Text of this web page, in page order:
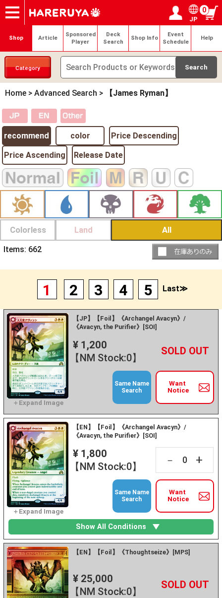
Onlineshop
Articles
Deck Search
Sponsored Players
Shop Info
Event Schedule
Contact Login / Register
My page
JP
0
Shop Article
Sponsored
Player
Deck
Search
Shop Info
Event
Schedule
Help
Category
Home > Advanced Search > 【James Ryman】
recommend color Price Descending
Price Ascending Release Date
Colorless Land All
Items: 662
1 2 3 4 5 Last≫
【JP】【Foil】《Archangel Avacyn》/
《Avacyn, the Purifier》[SOI]
¥ 1,200
【NM Stock:0】
－ +
Want
Notice
Same Name
Search
【EN】【Foil】《Archangel Avacyn》/
《Avacyn, the Purifier》[SOI]
¥ 1,800
【NM Stock:0】
－ +
Want
Notice
Same Name
Search
Show All Conditions
【EN】【Foil】《Thoughtseize》[MPS]
¥ 25,000
【NM Stock:0】
－ +